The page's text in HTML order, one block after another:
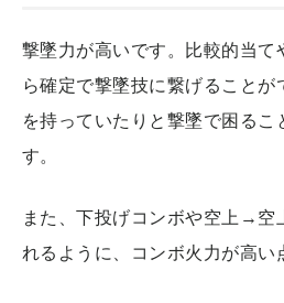
撃墜力が高いです。比較的当て
ら確定で撃墜技に繋げることが
を持っていたりと撃墜で困るこ
す。
また、下投げコンボや空上→空
れるように、コンボ火力が高い